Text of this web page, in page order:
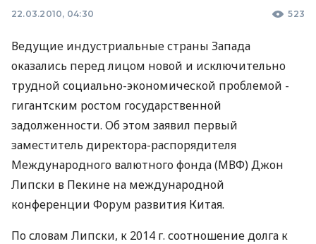
22.03.2010, 04:30 523
Ведущие индустриальные страны Запада
оказались перед лицом новой и исключительно
трудной социально-экономической проблемой -
гигантским ростом государственной
задолженности. Об этом заявил первый
заместитель директора-распорядителя
Международного валютного фонда (МВФ) Джон
Липски в Пекине на международной
конференции Форум развития Китая.
По словам Липски, к 2014 г. соотношение долга к